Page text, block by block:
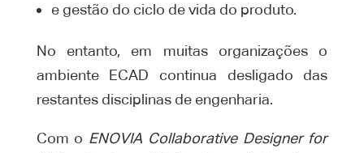
e gestão do ciclo de vida do produto.
No entanto, em muitas organizações o
ambiente ECAD continua desligado das
restantes disciplinas de engenharia.
Com o ENOVIA Collaborative Designer for